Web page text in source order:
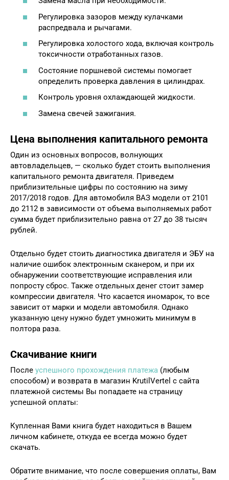
Регулировка зазоров между кулачками
распредвала и рычагами.
Регулировка холостого хода, включая контроль
токсичности отработанных газов.
Состояние поршневой системы помогает
определить проверка давления в цилиндрах.
Контроль уровня охлаждающей жидкости.
Замена свечей зажигания.
Цена выполнения капитального ремонта
Один из основных вопросов, волнующих
автовладельцев, — сколько будет стоить выполнения
капитального ремонта двигателя. Приведем
приблизительные цифры по состоянию на зиму
2017/2018 годов. Для автомобиля ВАЗ модели от 2101
до 2112 в зависимости от объема выполняемых работ
сумма будет приблизительно равна от 27 до 38 тысяч
рублей.
Отдельно будет стоить диагностика двигателя и ЭБУ на
наличие ошибок электронным сканером, и при их
обнаружении соответствующие исправления или
попросту сброс. Также отдельных денег стоит замер
компрессии двигателя. Что касается иномарок, то все
зависит от марки и модели автомобиля. Однако
указанную цену нужно будет умножить минимум в
полтора раза.
Скачивание книги
После успешного прохождения платежа (любым
способом) и возврата в магазин KrutilVertel с сайта
платежной системы Вы попадаете на страницу
успешной оплаты:
Купленная Вами книга будет находиться в Вашем
личном кабинете, откуда ее всегда можно будет
скачать.
Обратите внимание, что после совершения оплаты, Вам